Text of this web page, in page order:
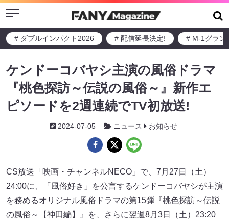
Menu
# ダブルインパクト2026 # 配信延長決定! # M-1グラン
ケンドーコバヤシ主演の風俗ドラマ
『桃色探訪～伝説の風俗～』新作エ
ピソードを2週連続でTV初放送!
2024-07-05 ニュース お知らせ
CS放送「映画・チャンネルNECO」で、7月27日（土）
24:00に、「風俗好き」を公言するケンドーコバヤシが主演
を務めるオリジナル風俗ドラマの第15弾『桃色探訪～伝説
の風俗～【神田編】』を、さらに翌週8月3日（土）23:20